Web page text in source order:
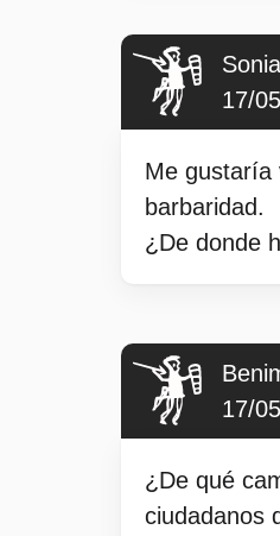
Sonia
17/
Me gustaría
barbaridad.
¿De donde
17/
¿De qué
ciudadanos